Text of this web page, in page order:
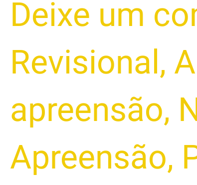
Deixe um
Revisional ,
apreensão,
Apreensão,